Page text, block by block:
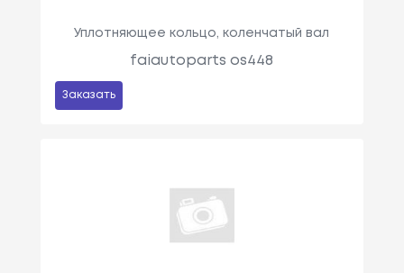
Уплотняющее кольцо, коленчатый вал
faiautoparts os448
Заказать